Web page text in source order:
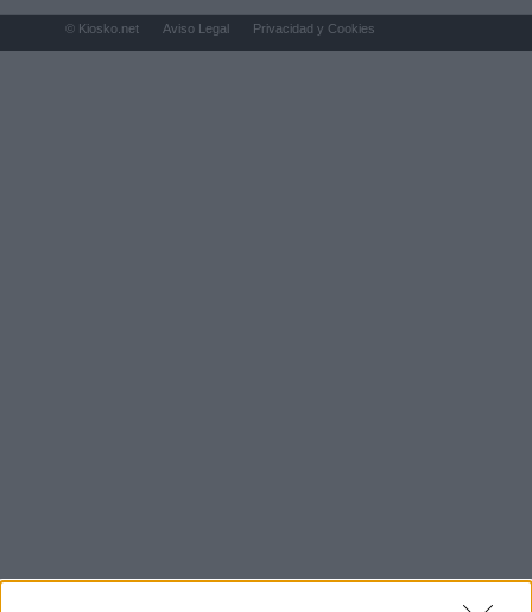
© Kiosko.net Aviso Legal Privacidad y Cookies